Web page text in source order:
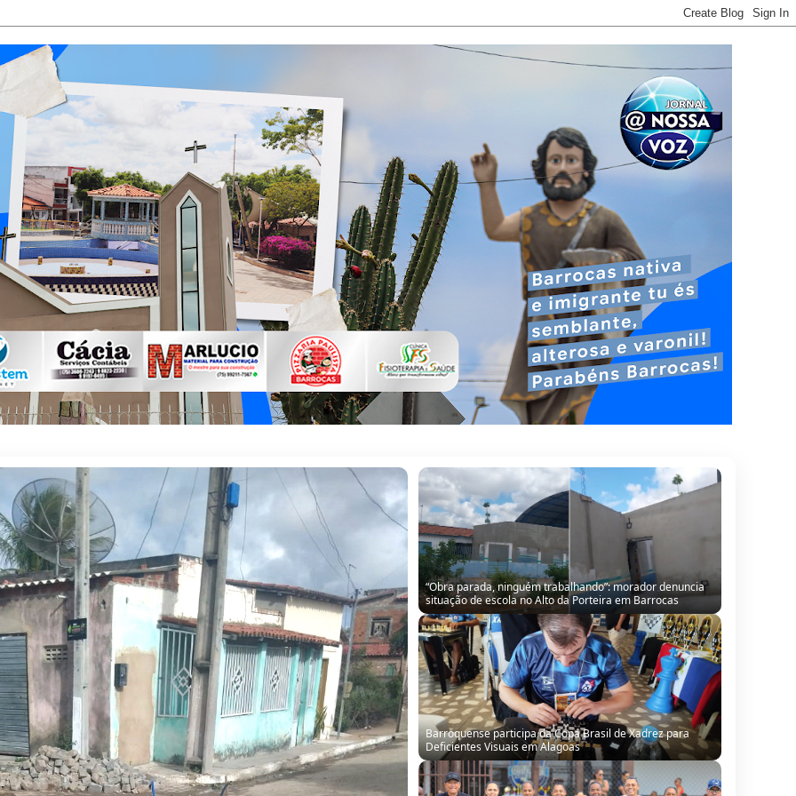
Barroquense participa da Copa Brasil de Xadrez para
Deficientes Visuais em Alagoas
Barroquense Saline Simões conquista título regional com
equipe Boleiras de Serrinha